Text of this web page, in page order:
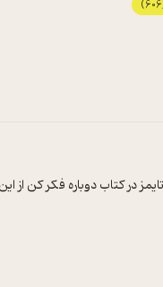
در کتاب دوباره فکر کن